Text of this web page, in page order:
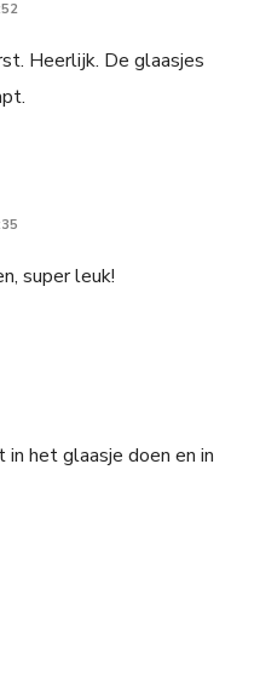
Heerlijk. De glaasjes
super leuk!
het glaasje doen en in